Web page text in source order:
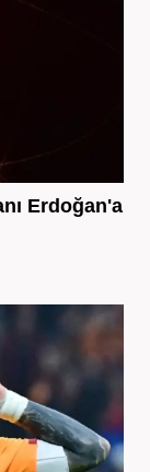
Erdoğan'a